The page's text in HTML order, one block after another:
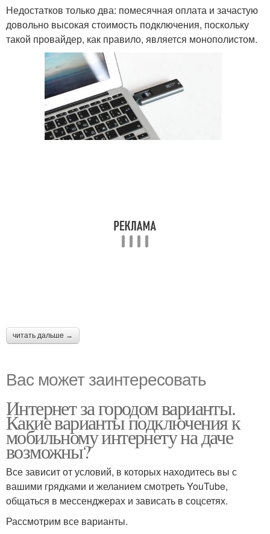
Недостатков только два: помесячная оплата и зачастую
довольно высокая стоимость подключения, поскольку
такой провайдер, как правило, является монополистом.
читать дальше →
Вас может заинтересовать
Интернет за городом варианты.
Какие варианты подключения к
мобильному интернету на даче
возможны?
Все зависит от условий, в которых находитесь вы с
вашими грядками и желанием смотреть YouTube,
общаться в мессенджерах и зависать в соцсетях.
Рассмотрим все варианты.